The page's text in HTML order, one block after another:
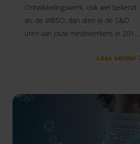
Ontwikkelingswerk, ook wel bekend
als de WBSO, dan dien je de S&O
uren van jouw medewerkers in 2019
Lees verder